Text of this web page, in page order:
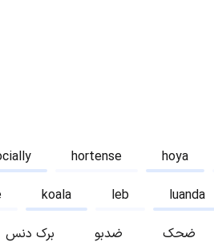
hortense hoya
koala leb luanda
برک دنس
ضدبو ضحک